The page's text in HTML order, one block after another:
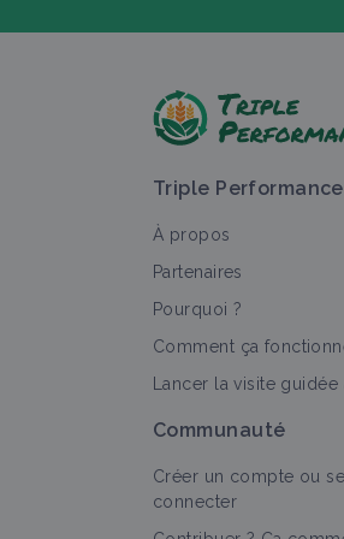
Triple Performance
À propos
Partenaires
Pourquoi ?
Comment ça
Lancer la visite guidée
Communauté
Créer un compte ou se
connecter